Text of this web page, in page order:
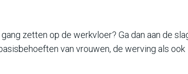
zetten op de werkvloer? Ga dan aan de
van vrouwen, de werving als ook